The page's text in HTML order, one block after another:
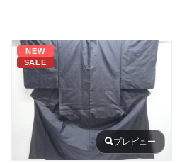
NEW
SALE
プレビュー